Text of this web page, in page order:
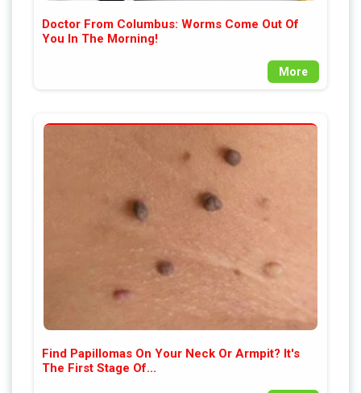
Doctor From Columbus: Worms Come Out Of
You In The Morning!
More
Find Papillomas On Your Neck Or Armpit? It's
The First Stage Of...